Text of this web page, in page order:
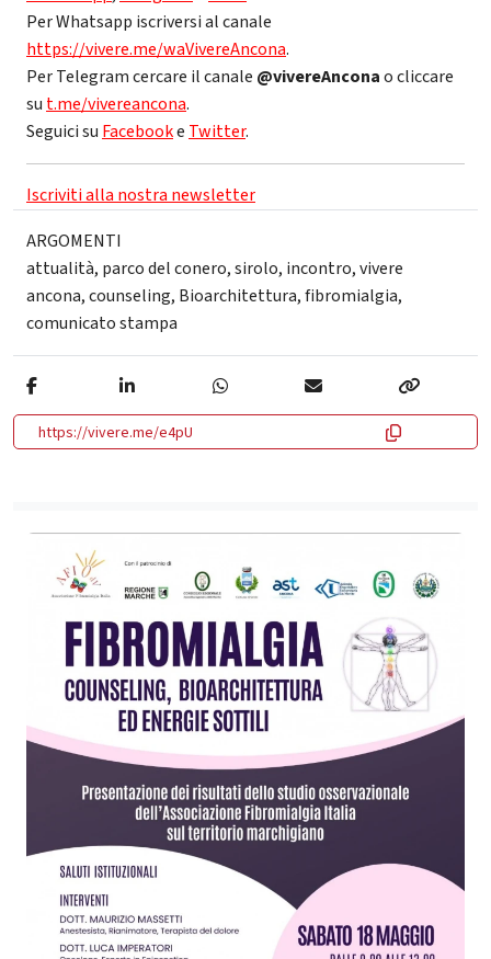
Per Whatsapp iscriversi al canale
https://vivere.me/waVivereAncona.
Per Telegram cercare il canale @vivereAnconao cliccare
su t.me/vivereancona.
Seguici su Facebooke Twitter.
Iscriviti alla nostra newsletter
ARGOMENTI
attualità, parco del conero,sirolo, incontro,vivere
ancona,counseling, Bioarchitettura,fibromialgia,
comunicato stampa
https://vivere.me/e4pU